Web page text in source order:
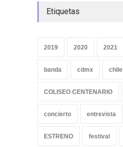
Etiquetas
2019 2020 2021
banda cdmx chile
COLISEO CENTENARIO
concierto entrevista
ESTRENO festival